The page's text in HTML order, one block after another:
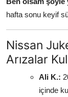
hafta sonu keyif
Nissan
Arızalar
Ali K.:
içinde